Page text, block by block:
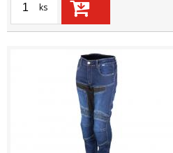
ks